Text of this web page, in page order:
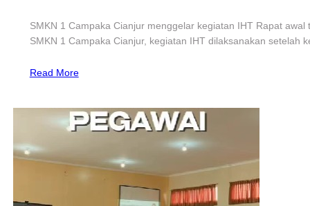
SMKN 1 Campaka Cianjur menggelar kegiatan IHT Rapat
SMKN 1 Campaka Cianjur, kegiatan IHT dilaksanakan setelah
Read More